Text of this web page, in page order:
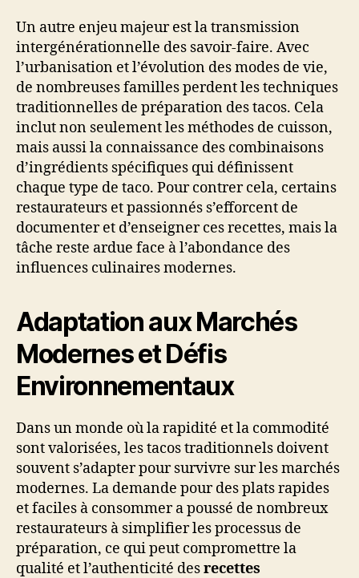
Un autre enjeu majeur est la transmission
intergénérationnelle des savoir-faire. Avec
l’urbanisation et l’évolution des modes de vie,
de nombreuses familles perdent les techniques
traditionnelles de préparation des tacos. Cela
inclut non seulement les méthodes de cuisson,
mais aussi la connaissance des combinaisons
d’ingrédients spécifiques qui définissent
chaque type de taco. Pour contrer cela, certains
restaurateurs et passionnés s’efforcent de
documenter et d’enseigner ces recettes, mais la
tâche reste ardue face à l’abondance des
influences culinaires modernes.
Adaptation aux Marchés
Modernes et Défis
Environnementaux
Dans un monde où la rapidité et la commodité
sont valorisées, les tacos traditionnels doivent
souvent s’adapter pour survivre sur les marchés
modernes. La demande pour des plats rapides
et faciles à consommer a poussé de nombreux
restaurateurs à simplifier les processus de
préparation, ce qui peut compromettre la
qualité et l’authenticité desrecettes